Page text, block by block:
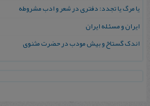
یا مرگ یا تجدد: دفتری در شعر و ادب مشروطه
ایران و مسئله ایران
اندک گستاخ و بیش مودب در حضرت مثنوی